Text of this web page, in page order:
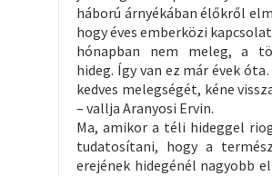
háború árnyékában élőkről
hogy éves emberközi
hónapban nem meleg, a
hideg. Így van ez már évek
kedves melegségét, kéne
– vallja Aranyosi Ervin.
Ma, amikor a téli hideggel
tudatosítani, hogy a
erejének hidegénél nagyobb